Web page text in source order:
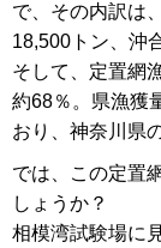
で、その内訳は
18,500トン、沖
そして、定置網
約68％。県漁獲
おり、神奈川県
では、この定置
しょうか？
相模湾試験場に